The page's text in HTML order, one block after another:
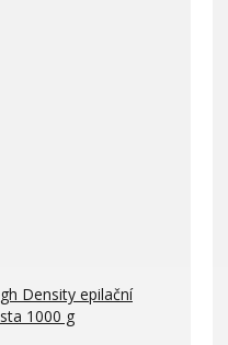
Density epilační
1000 g